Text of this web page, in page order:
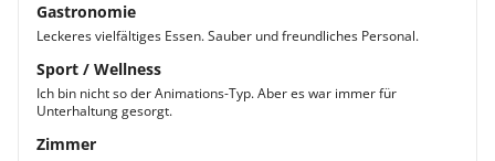
Gastronomie
Leckeres vielfältiges Essen. Sauber und freundliches Personal.
Sport / Wellness
Ich bin nicht so der Animations-Typ. Aber es war immer für
Unterhaltung gesorgt.
Zimmer